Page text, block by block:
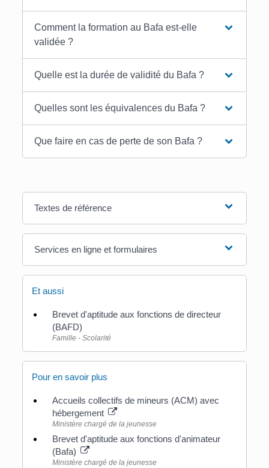
Comment la formation au Bafa est-elle
validée ?
Quelle est la durée de validité du Bafa ?
Quelles sont les équivalences du Bafa ?
Que faire en cas de perte de son Bafa ?
Textes de référence
Services en ligne et formulaires
Et aussi
Brevet d'aptitude aux fonctions de directeur
(BAFD)
Famille - Scolarité
Pour en savoir plus
Accueils collectifs de mineurs (ACM) avec
hébergement
Ministère chargé de la jeunesse
Brevet d'aptitude aux fonctions d'animateur
(Bafa)
Ministère chargé de la jeunesse